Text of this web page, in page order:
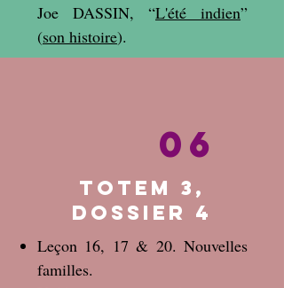
Joe DASSIN, “L'été indien”
(son histoire).
06
Totem 3,
dossier 4
Leçon 16, 17 & 20. Nouvelles
familles.